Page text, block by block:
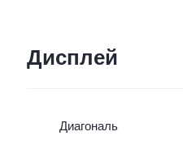
Дисплей
Диагональ